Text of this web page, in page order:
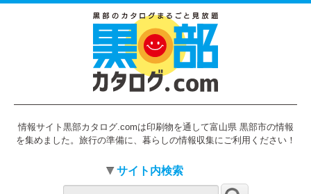
情報サイト黒部カタログ.comは印刷物を通して富山県 黒部市の情報
を集めました。旅行の準備に、暮らしの情報収集にご利用ください！
サイト内検索